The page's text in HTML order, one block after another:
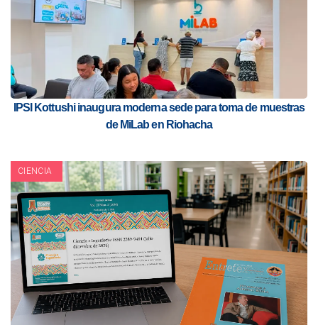
IPSI Kottushi inaugura moderna sede para toma de muestras
de MiLab en Riohacha
CIENCIA